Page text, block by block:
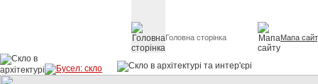
Головна сторінка Мапа